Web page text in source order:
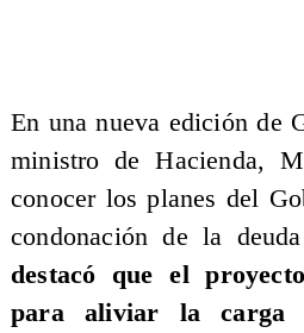
En una nueva edición de
ministro de Hacienda,
conocer los planes del
condonación de la
destacó que el
para aliviar la carga